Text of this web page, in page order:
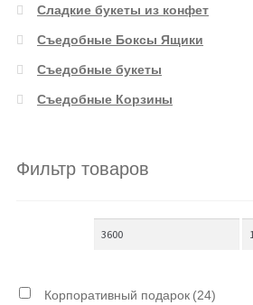
Сладкие букеты из конфет
Съедобные Боксы Ящики
Съедобные букеты
Съедобные Корзины
Фильтр товаров
Корпоративный подарок (24)